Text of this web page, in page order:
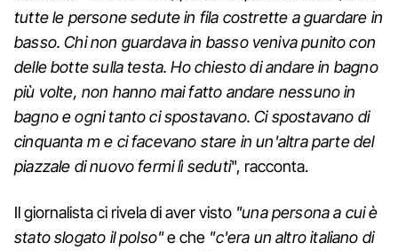
tutte le persone sedute in fila costrette a guardare in
basso. Chi non guardava in basso veniva punito con
delle botte sulla testa. Ho chiesto di andare in bagno
più volte, non hanno mai fatto andare nessuno in
bagno e ogni tanto ci spostavano. Ci spostavano di
cinquanta m e ci facevano stare in un'altra parte del
piazzale di nuovo fermi lì seduti", racconta.
Il giornalista ci rivela di aver visto "una persona a cui è
stato slogato il polso"e che "c'era un altro italiano di